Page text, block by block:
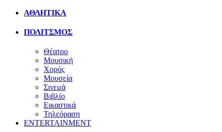
ΑΘΛΗΤΙΚΑ
ΠΟΛΙΤΣΜΟΣ
Θέατρο
Μουσική
Χορός
Μουσεία
Σινεμά
Βιβλίο
Εικαστικά
Τηλεόραση
ENTERTAINMENT